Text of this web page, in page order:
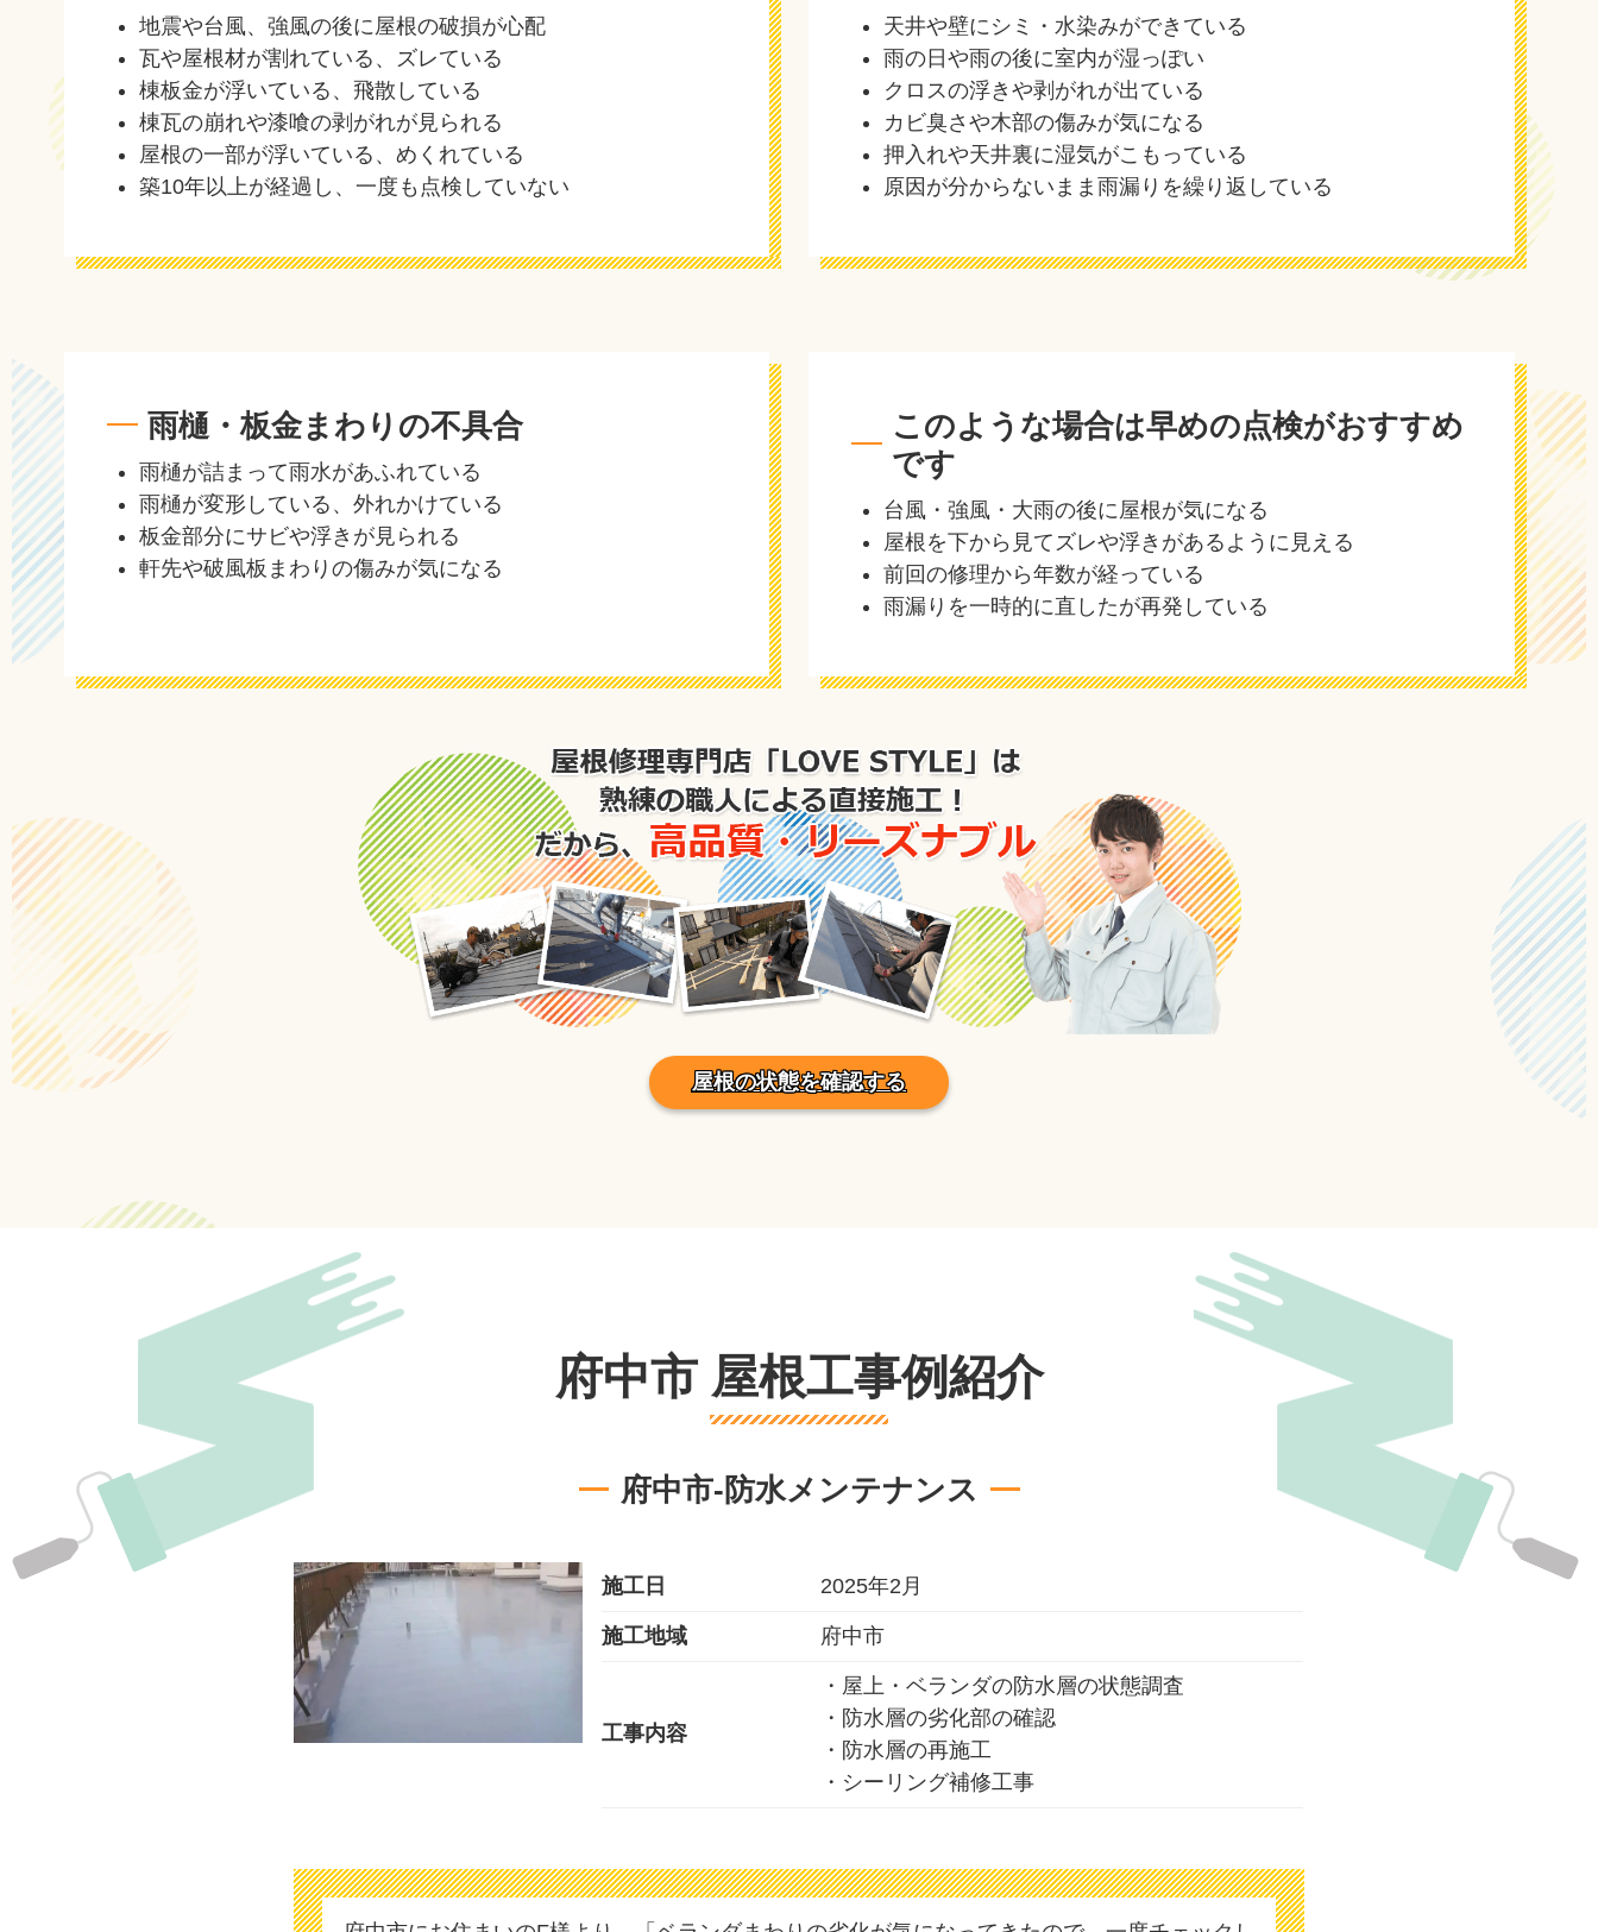
地震や台風、強風の後に屋根の破損が心配
瓦や屋根材が割れている、ズレている
棟板金が浮いている、飛散している
棟瓦の崩れや漆喰の剥がれが見られる
屋根の一部が浮いている、めくれている
築10年以上が経過し、一度も点検していない
天井や壁にシミ・水染みができている
雨の日や雨の後に室内が湿っぽい
クロスの浮きや剥がれが出ている
カビ臭さや木部の傷みが気になる
押入れや天井裏に湿気がこもっている
原因が分からないまま雨漏りを繰り返している
雨樋・板金まわりの不具合
雨樋が詰まって雨水があふれている
雨樋が変形している、外れかけている
板金部分にサビや浮きが見られる
軒先や破風板まわりの傷みが気になる
このような場合は早めの点検がおすすめ
です
台風・強風・大雨の後に屋根が気になる
屋根を下から見てズレや浮きがあるように見える
前回の修理から年数が経っている
雨漏りを一時的に直したが再発している
屋根の状態を確認する
府中市 屋根工事例紹介
府中市-防水メンテナンス
施工日 2025年2月
施工地域 府中市
工事内容
・屋上・ベランダの防水層の状態調査
・防水層の劣化部の確認
・防水層の再施工
・シーリング補修工事